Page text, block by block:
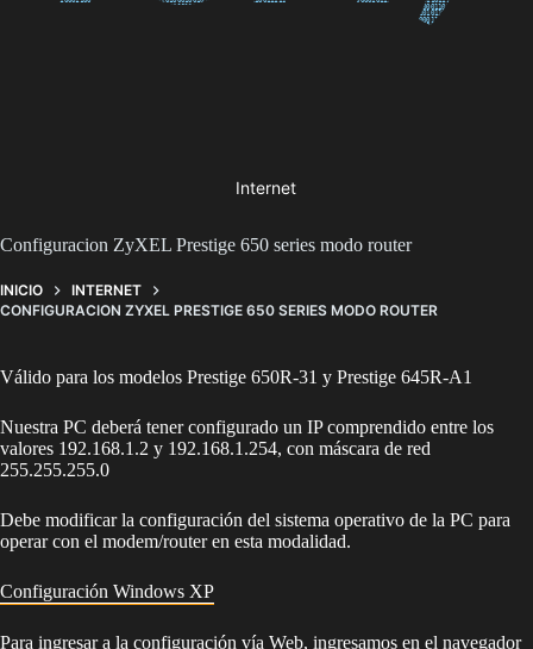
Internet
Configuracion ZyXEL Prestige 650 series modo router
INICIO
INTERNET
CONFIGURACION ZYXEL PRESTIGE 650 SERIES MODO ROUTER
Válido para los modelos Prestige 650R-31 y Prestige 645R-A1
Nuestra PC deberá tener configurado un IP comprendido entre los
valores 192.168.1.2 y 192.168.1.254, con máscara de red
255.255.255.0
Debe modificar la configuración del sistema operativo de la PC para
operar con el modem/router en esta modalidad.
Configuración Windows XP
Para ingresar a la configuración vía Web, ingresamos en el navegador